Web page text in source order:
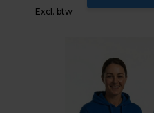
Excl. btw